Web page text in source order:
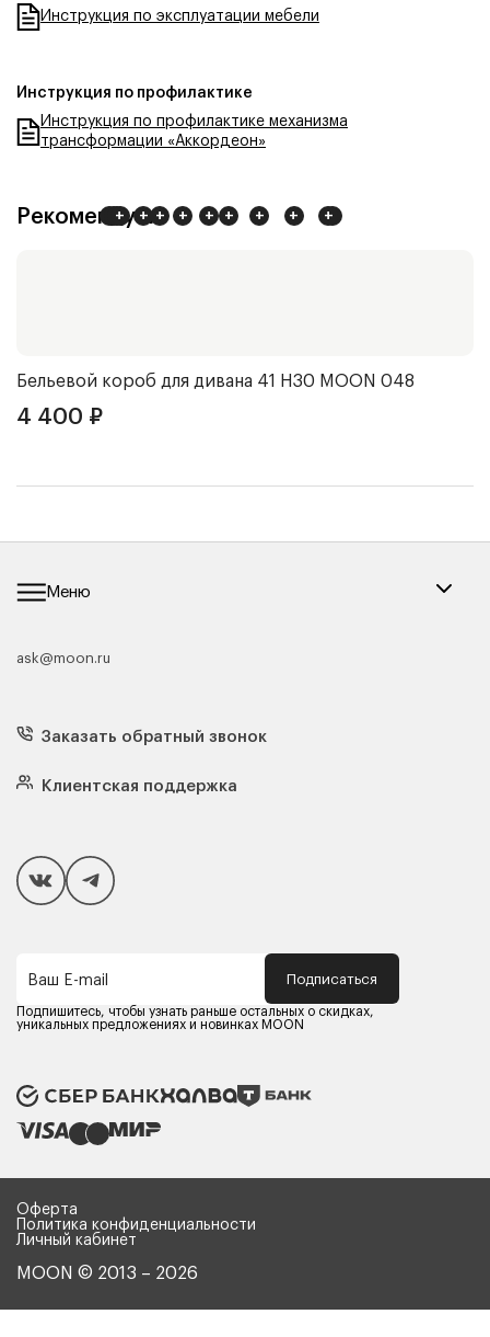
Инструкция по эксплуатации мебели
Инструкция по профилактике
Инструкция по профилактике механизма
трансформации «Аккордеон»
++
+ + +
+
+ + +
+ +
+
Рекомендуем
Бельевой короб для дивана 41 Н30 MOON 048
4 400 ₽
Меню
Каталог мебели
Кресла
Матрасы
Подушки
Чехлы и наматрасники
Покупателям
Способы оплаты
Компания MOON
Оферта
Политика конфиденциальности
Карьера в MOON
ask@moon.ru
Заказать обратный звонок
Клиентская поддержка
Ваш E-mail Подписаться
Подпишитесь, чтобы узнать раньше остальных о скидках,
уникальных предложениях и новинках MOON
MOON © 2013 – 2026
Оферта
Политика конфиденциальности
Личный кабинет